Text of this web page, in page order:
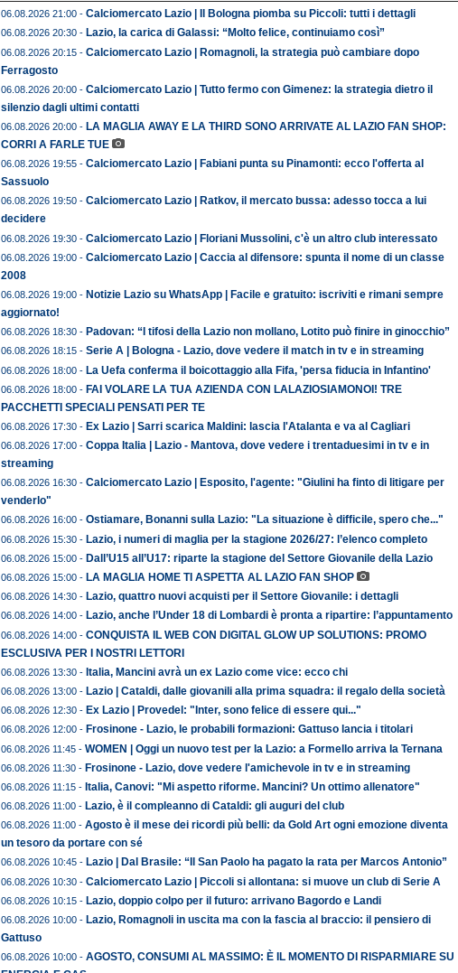
06.08.2026 21:00 - Calciomercato Lazio | Il Bologna piomba su Piccoli: tutti i dettagli
06.08.2026 20:30 - Lazio, la carica di Galassi: “Molto felice, continuiamo così”
06.08.2026 20:15 - Calciomercato Lazio | Romagnoli, la strategia può cambiare dopo
Ferragosto
06.08.2026 20:00 - Calciomercato Lazio | Tutto fermo con Gimenez: la strategia dietro il
silenzio dagli ultimi contatti
06.08.2026 20:00 - LA MAGLIA AWAY E LA THIRD SONO ARRIVATE AL LAZIO FAN SHOP:
CORRI A FARLE TUE
06.08.2026 19:55 - Calciomercato Lazio | Fabiani punta su Pinamonti: ecco l'offerta al
Sassuolo
06.08.2026 19:50 - Calciomercato Lazio | Ratkov, il mercato bussa: adesso tocca a lui
decidere
06.08.2026 19:30 - Calciomercato Lazio | Floriani Mussolini, c'è un altro club interessato
06.08.2026 19:00 - Calciomercato Lazio | Caccia al difensore: spunta il nome di un classe
2008
06.08.2026 19:00 - Notizie Lazio su WhatsApp | Facile e gratuito: iscriviti e rimani sempre
aggiornato!
06.08.2026 18:30 - Padovan: “I tifosi della Lazio non mollano, Lotito può finire in ginocchio”
06.08.2026 18:15 - Serie A | Bologna - Lazio, dove vedere il match in tv e in streaming
06.08.2026 18:00 - La Uefa conferma il boicottaggio alla Fifa, 'persa fiducia in Infantino'
06.08.2026 18:00 - FAI VOLARE LA TUA AZIENDA CON LALAZIOSIAMONOI! TRE
PACCHETTI SPECIALI PENSATI PER TE
06.08.2026 17:30 - Ex Lazio | Sarri scarica Maldini: lascia l'Atalanta e va al Cagliari
06.08.2026 17:00 - Coppa Italia | Lazio - Mantova, dove vedere i trentaduesimi in tv e in
streaming
06.08.2026 16:30 - Calciomercato Lazio | Esposito, l'agente: "Giulini ha finto di litigare per
venderlo"
06.08.2026 16:00 - Ostiamare, Bonanni sulla Lazio: "La situazione è difficile, spero che..."
06.08.2026 15:30 - Lazio, i numeri di maglia per la stagione 2026/27: l’elenco completo
06.08.2026 15:00 - Dall’U15 all’U17: riparte la stagione del Settore Giovanile della Lazio
06.08.2026 15:00 - LA MAGLIA HOME TI ASPETTA AL LAZIO FAN SHOP
06.08.2026 14:30 - Lazio, quattro nuovi acquisti per il Settore Giovanile: i dettagli
06.08.2026 14:00 - Lazio, anche l’Under 18 di Lombardi è pronta a ripartire: l’appuntamento
06.08.2026 14:00 - CONQUISTA IL WEB CON DIGITAL GLOW UP SOLUTIONS: PROMO
ESCLUSIVA PER I NOSTRI LETTORI
06.08.2026 13:30 - Italia, Mancini avrà un ex Lazio come vice: ecco chi
06.08.2026 13:00 - Lazio | Cataldi, dalle giovanili alla prima squadra: il regalo della società
06.08.2026 12:30 - Ex Lazio | Provedel: "Inter, sono felice di essere qui..."
06.08.2026 12:00 - Frosinone - Lazio, le probabili formazioni: Gattuso lancia i titolari
06.08.2026 11:45 - WOMEN | Oggi un nuovo test per la Lazio: a Formello arriva la Ternana
06.08.2026 11:30 - Frosinone - Lazio, dove vedere l'amichevole in tv e in streaming
06.08.2026 11:15 - Italia, Canovi: "Mi aspetto riforme. Mancini? Un ottimo allenatore"
06.08.2026 11:00 - Lazio, è il compleanno di Cataldi: gli auguri del club
06.08.2026 11:00 - Agosto è il mese dei ricordi più belli: da Gold Art ogni emozione diventa
un tesoro da portare con sé
06.08.2026 10:45 - Lazio | Dal Brasile: “Il San Paolo ha pagato la rata per Marcos Antonio”
06.08.2026 10:30 - Calciomercato Lazio | Piccoli si allontana: si muove un club di Serie A
06.08.2026 10:15 - Lazio, doppio colpo per il futuro: arrivano Bagordo e Landi
06.08.2026 10:00 - Lazio, Romagnoli in uscita ma con la fascia al braccio: il pensiero di
Gattuso
06.08.2026 10:00 - AGOSTO, CONSUMI AL MASSIMO: È IL MOMENTO DI RISPARMIARE SU